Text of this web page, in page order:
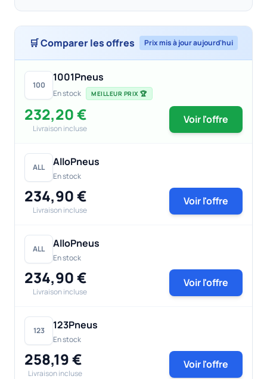
🛒 Comparer les offres Prix mis à jour aujourd'hui
100
1001Pneus
En stock MEILLEUR PRIX 🏆
232,20 €
Livraison incluse
Voir l'offre
ALL AlloPneus
En stock
234,90 €
Livraison incluse
Voir l'offre
ALL AlloPneus
En stock
234,90 €
Livraison incluse
Voir l'offre
123 123Pneus
En stock
258,19 €
Livraison incluse
Voir l'offre